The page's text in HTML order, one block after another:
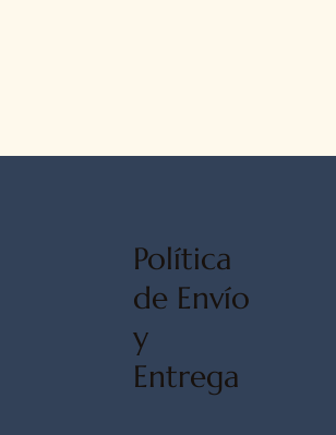
Política
de Envío
y
Entrega